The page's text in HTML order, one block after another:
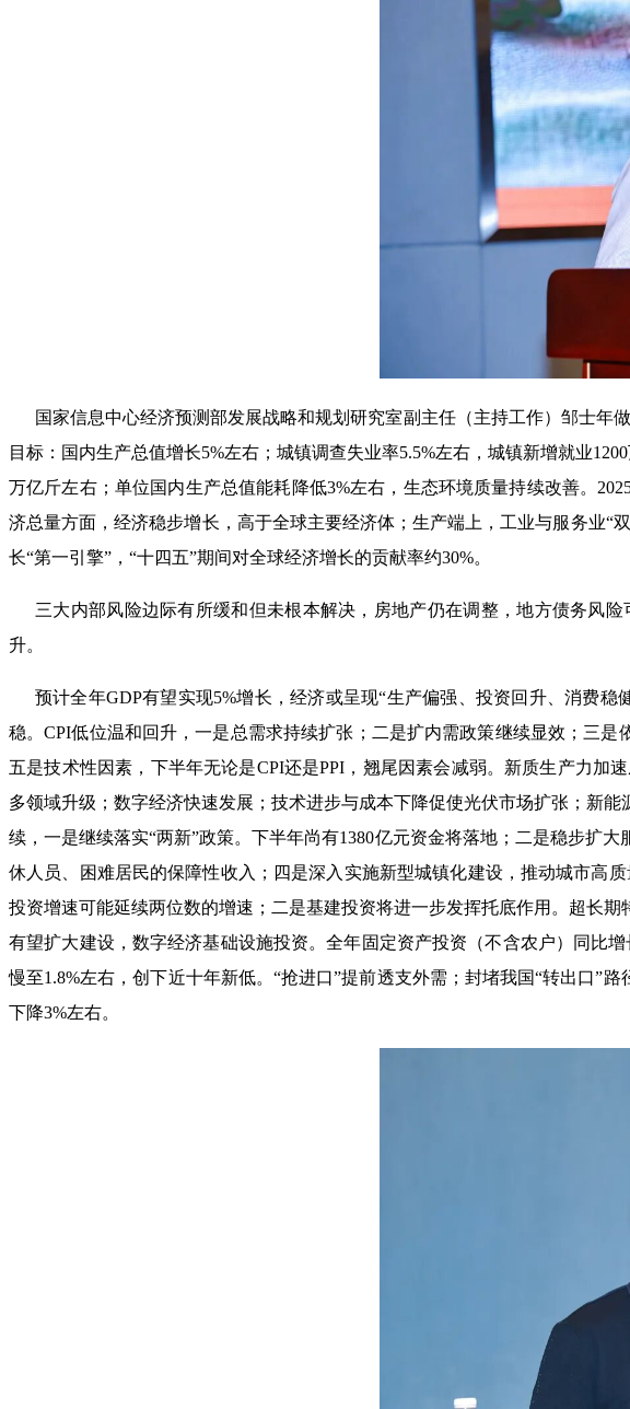
国家信息中心经济预测部发展战略和规划研究室副主任（主持工作）邹士年
目标：国内生产总值增长5%左右；城镇调查失业率5.5%左右，城镇新增就业
万亿斤左右；单位国内生产总值能耗降低3%左右，生态环境质量持续改善。
济总量方面，经济稳步增长，高于全球主要经济体；生产端上，工业与服务业“
长“第一引擎”，“十四五”期间对全球经济增长的贡献率约30%。
三大内部风险边际有所缓和但未根本解决，房地产仍在调整，地方债务风
升。
预计全年GDP有望实现5%增长，经济或呈现“生产偏强、投资回升、消费
稳。CPI低位温和回升，一是总需求持续扩张；二是扩内需政策继续显效；三
五是技术性因素，下半年无论是CPI还是PPI，翘尾因素会减弱。新质生产力
多领域升级；数字经济快速发展；技术进步与成本下降促使光伏市场扩张；新
续，一是继续落实“两新”政策。下半年尚有1380亿元资金将落地；二是稳步扩
休人员、困难居民的保障性收入；四是深入实施新型城镇化建设，推动城市高
投资增速可能延续两位数的增速；二是基建投资将进一步发挥托底作用。超长
有望扩大建设，数字经济基础设施投资。全年固定资产投资（不含农户）同比
慢至1.8%左右，创下近十年新低。“抢进口”提前透支外需；封堵我国“转出口”
下降3%左右。